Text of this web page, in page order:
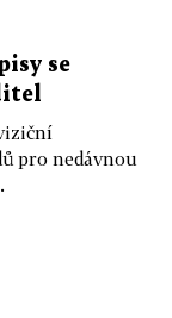
se
pro nedávnou